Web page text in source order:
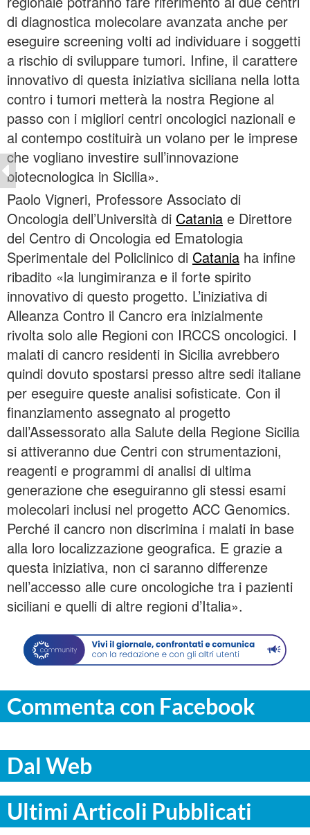
di diagnostica molecolare avanzata anche per
eseguire screening volti ad individuare i soggetti
a rischio di sviluppare tumori. Infine, il carattere
innovativo di questa iniziativa siciliana nella lotta
contro i tumori metterà la nostra Regione al
passo con i migliori centri oncologici nazionali e
al contempo costituirà un volano per le imprese
che vogliano investire sull’innovazione
biotecnologica in Sicilia».
Paolo Vigneri, Professore Associato di
Oncologia dell’Università di Catania e Direttore
del Centro di Oncologia ed Ematologia
Sperimentale del Policlinico di Catania ha infine
ribadito «la lungimiranza e il forte spirito
innovativo di questo progetto. L’iniziativa di
Alleanza Contro il Cancro era inizialmente
rivolta solo alle Regioni con IRCCS oncologici. I
malati di cancro residenti in Sicilia avrebbero
quindi dovuto spostarsi presso altre sedi italiane
per eseguire queste analisi sofisticate. Con il
finanziamento assegnato al progetto
dall’Assessorato alla Salute della Regione Sicilia
si attiveranno due Centri con strumentazioni,
reagenti e programmi di analisi di ultima
generazione che eseguiranno gli stessi esami
molecolari inclusi nel progetto ACC Genomics.
Perché il cancro non discrimina i malati in base
alla loro localizzazione geografica. E grazie a
questa iniziativa, non ci saranno differenze
nell’accesso alle cure oncologiche tra i pazienti
siciliani e quelli di altre regioni d’Italia».
Commenta con Facebook
Dal Web
Ultimi Articoli Pubblicati
CATANIA